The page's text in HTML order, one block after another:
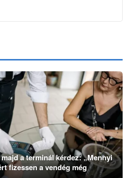
a terminál kérdez: „Mennyi
fizessen a vendég még